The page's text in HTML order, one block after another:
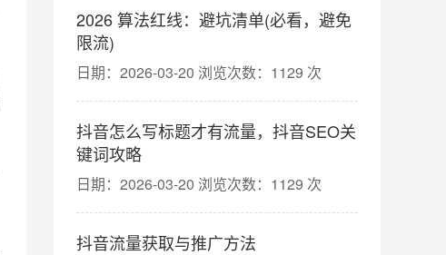
2026 算法红线：避坑清单(必看，避免
限流)
日期：2026-03-20 浏览次数：1129 次
抖音怎么写标题才有流量，抖音SEO关
键词攻略
日期：2026-03-20 浏览次数：1129 次
抖音流量获取与推广方法